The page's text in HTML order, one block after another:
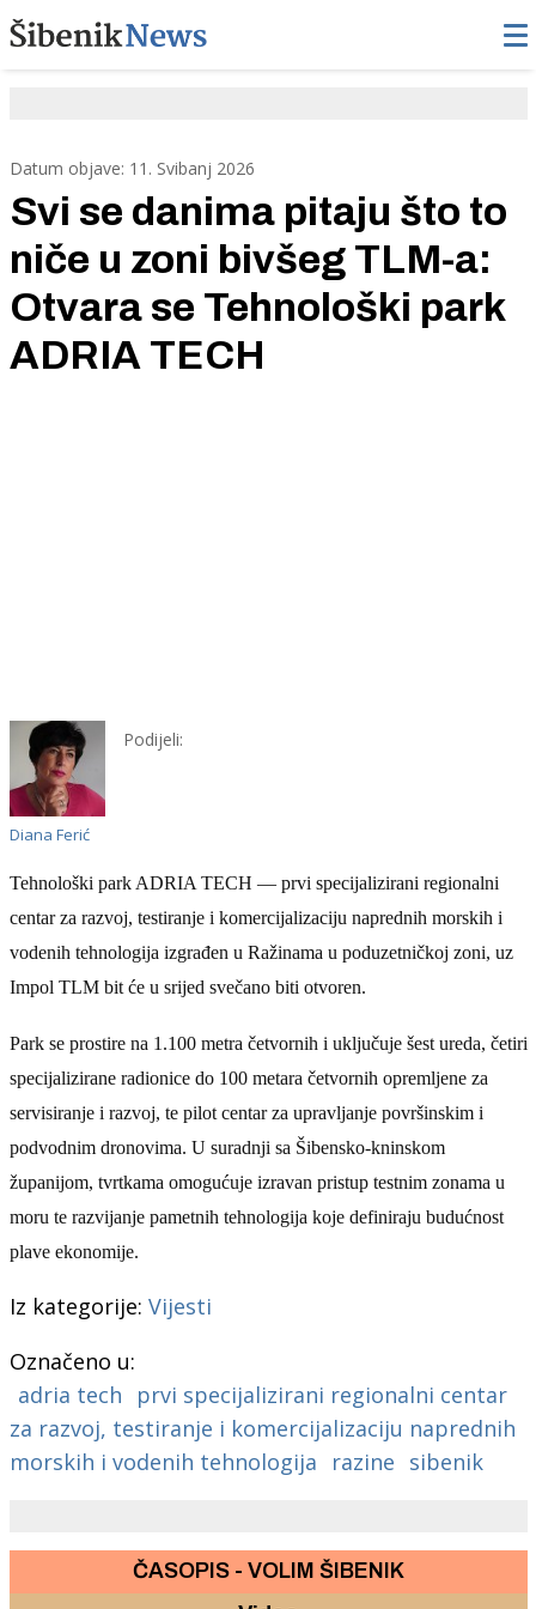
Datum objave: 11. Svibanj 2026
Svi se danima pitaju što to
niče u zoni bivšeg TLM-a:
Otvara se Tehnološki park
ADRIA TECH
Diana Ferić
Podijeli:
Tehnološki park ADRIA TECH — prvi specijalizirani regionalni
centar za razvoj, testiranje i komercijalizaciju naprednih morskih i
vodenih tehnologija izgrađen u Ražinama u poduzetničkoj zoni, uz
Impol TLM bit će u srijed svečano biti otvoren.
Park se prostire na 1.100 metra četvornih i uključuje šest ureda, četiri
specijalizirane radionice do 100 metara četvornih opremljene za
servisiranje i razvoj, te pilot centar za upravljanje površinskim i
podvodnim dronovima. U suradnji sa Šibensko-kninskom
županijom, tvrtkama omogućuje izravan pristup testnim zonama u
moru te razvijanje pametnih tehnologija koje definiraju budućnost
plave ekonomije.
Iz kategorije: Vijesti
Označeno u:
adria tech
prvi specijalizirani regionalni centar
za razvoj, testiranje i komercijalizaciju naprednih
morskih i vodenih tehnologija
razine sibenik
ČASOPIS - VOLIM ŠIBENIK